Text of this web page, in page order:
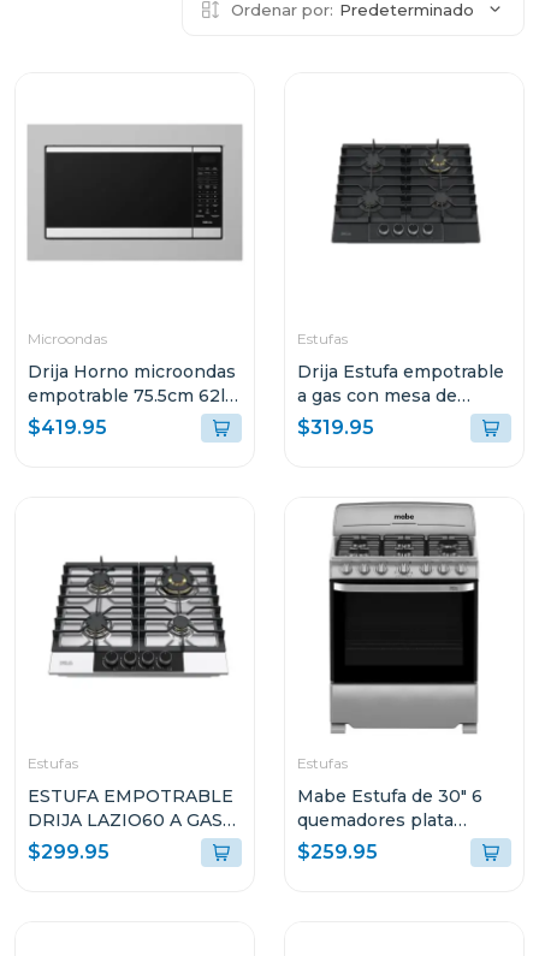
Ordenar por: Predeterminado
Microondas
Drija Horno microondas
empotrable 75.5cm 62l
potencia 1200w
$419.95
Estufas
Drija Estufa empotrable
a gas con mesa de
vitroceramica mate 4
quemadores italia
$319.95
Estufas
ESTUFA EMPOTRABLE
DRIJA LAZIO60 A GAS
DE 60CM CON 4
QUEMADORES
$299.95
Estufas
Mabe Estufa de 30" 6
quemadores plata
mercury em7641
$259.95